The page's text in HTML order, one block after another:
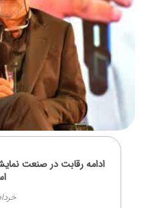
ادامه رقابت در صنعت
خرداد ۱۸,